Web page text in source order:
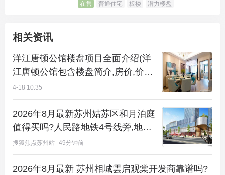
在售 普通住宅 板楼 潜力楼盘
相关资讯
洋江唐顿公馆楼盘项目全面介绍(洋
江唐顿公馆包含楼盘简介,房价,价格,
楼盘地址,户型图,交通规划,备案价,
项目配套,楼盘详情,)
4-18 10:35
2026年8月最新苏州姑苏区和月泊庭
值得买吗?人民路地铁4号线旁,地段
交通学校户型全解析
搜狐焦点苏州站 49分钟前
2026年8月最新 苏州相城雲启观棠开发商靠谱吗?